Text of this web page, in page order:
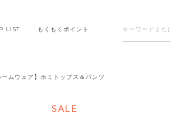
LIST もくもくポイント
ームウェア】ホミトップス＆パンツ
SALE